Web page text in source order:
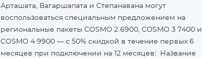
Арташата, Вагаршапата и Степанавана могут
воспользоваться специальным предложением на
региональные пакеты COSMO 2 6900, COSMO 3 7400 и
COSMO 4 9900 — с 50% скидкой в течение первых 6
месяцев при подключении на 12 месяцев: Название